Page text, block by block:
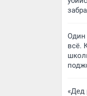
Один
всё.
«Дед